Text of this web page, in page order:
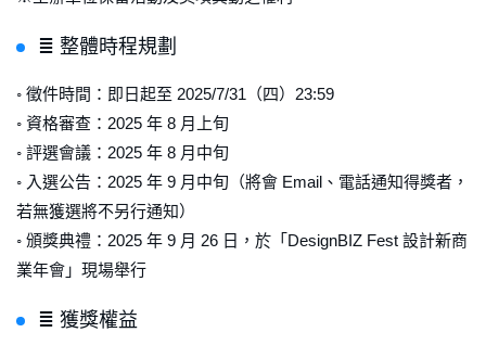
≣ 整體時程規劃
◦ 徵件時間：即日起至 2025/7/31（四）23:59
◦ 資格審查：2025 年 8 月上旬
◦ 評選會議：2025 年 8 月中旬
◦ 入選公告：2025 年 9 月中旬（將會 Email、電話通知得獎者，
若無獲選將不另行通知）
◦ 頒獎典禮：2025 年 9 月 26 日，於「DesignBIZ Fest 設計新商
業年會」現場舉行
≣ 獲獎權益